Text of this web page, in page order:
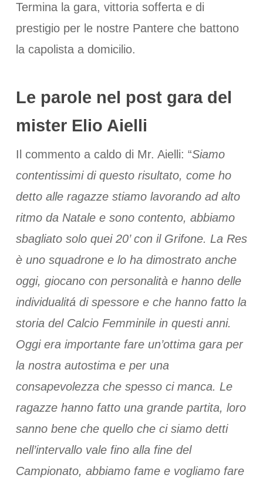
Termina la gara, vittoria sofferta e di
prestigio per le nostre Pantere che battono
la capolista a domicilio.
Le parole nel post gara del
mister Elio Aielli
Il commento a caldo di Mr. Aielli: “Siamo
contentissimi di questo risultato, come ho
detto alle ragazze stiamo lavorando ad alto
ritmo da Natale e sono contento, abbiamo
sbagliato solo quei 20’ con il Grifone. La Res
è uno squadrone e lo ha dimostrato anche
oggi, giocano con personalità e hanno delle
individualitá di spessore e che hanno fatto la
storia del Calcio Femminile in questi anni.
Oggi era importante fare un’ottima gara per
la nostra autostima e per una
consapevolezza che spesso ci manca. Le
ragazze hanno fatto una grande partita, loro
sanno bene che quello che ci siamo detti
nell’intervallo vale fino alla fine del
Campionato, abbiamo fame e vogliamo fare